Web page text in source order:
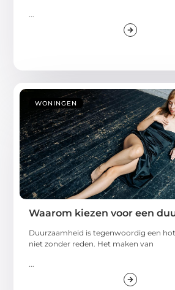
...
WONINGEN
Waarom kiezen voor een
Duurzaamheid is tegenwoordig een
niet zonder reden. Het maken van